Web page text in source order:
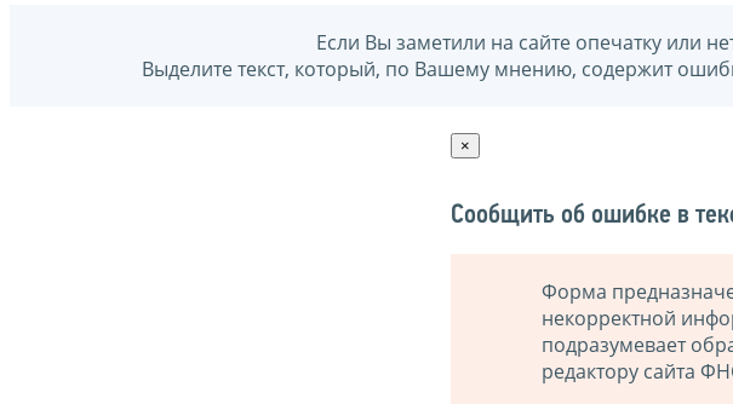
Если Вы заметили на сайте опечатку или
Выделите текст, который, по Вашему мнению, содержит
×
Сообщить об ошибке в
Форма
некорректной
подразумевает
редактору сайта